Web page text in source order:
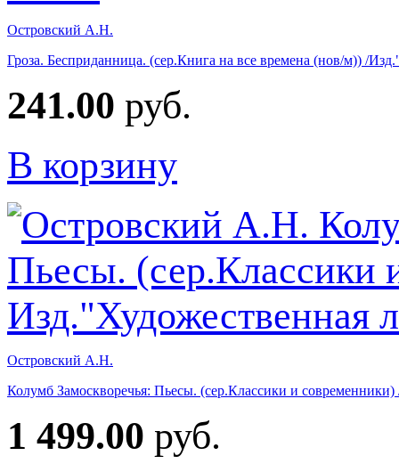
Островский А.Н.
Гроза. Бесприданница. (сер.Книга на все времена (нов/м)) /
241.00 руб.
В корзину
Островский А.Н.
Колумб Замоскворечья: Пьесы. (сер.Классики и
1 499.00 руб.